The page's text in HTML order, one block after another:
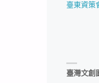
臺東資策
臺灣文創